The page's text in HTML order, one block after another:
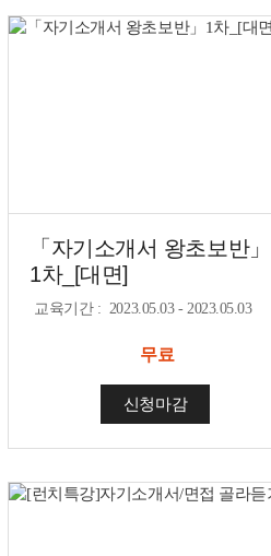
「자기소개서 왕초보반」
1차_[대면]
교육기간: 2023.05.03 - 2023.05.03
무료
신청마감